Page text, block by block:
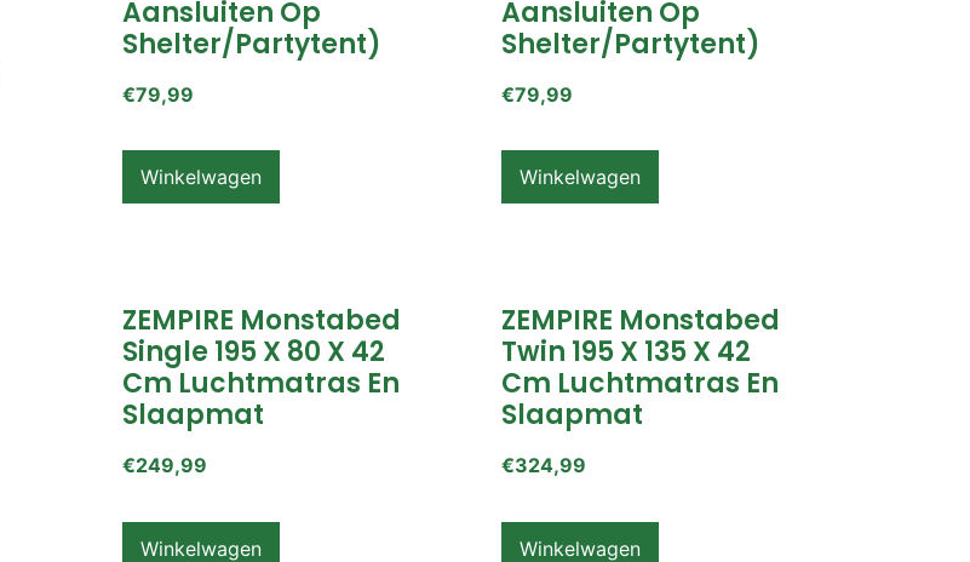
Aansluiten Op
Shelter/partytent)
€79,99
Winkelwagen
Aansluiten Op
Shelter/partytent)
€79,99
Winkelwagen
ZEMPIRE Monstabed
Single 195 X 80 X 42
Cm Luchtmatras En
Slaapmat
€249,99
Winkelwagen
ZEMPIRE Monstabed
Twin 195 X 135 X 42
Cm Luchtmatras En
Slaapmat
€324,99
Winkelwagen